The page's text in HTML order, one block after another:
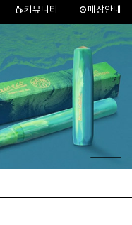
커뮤니티 매장안내